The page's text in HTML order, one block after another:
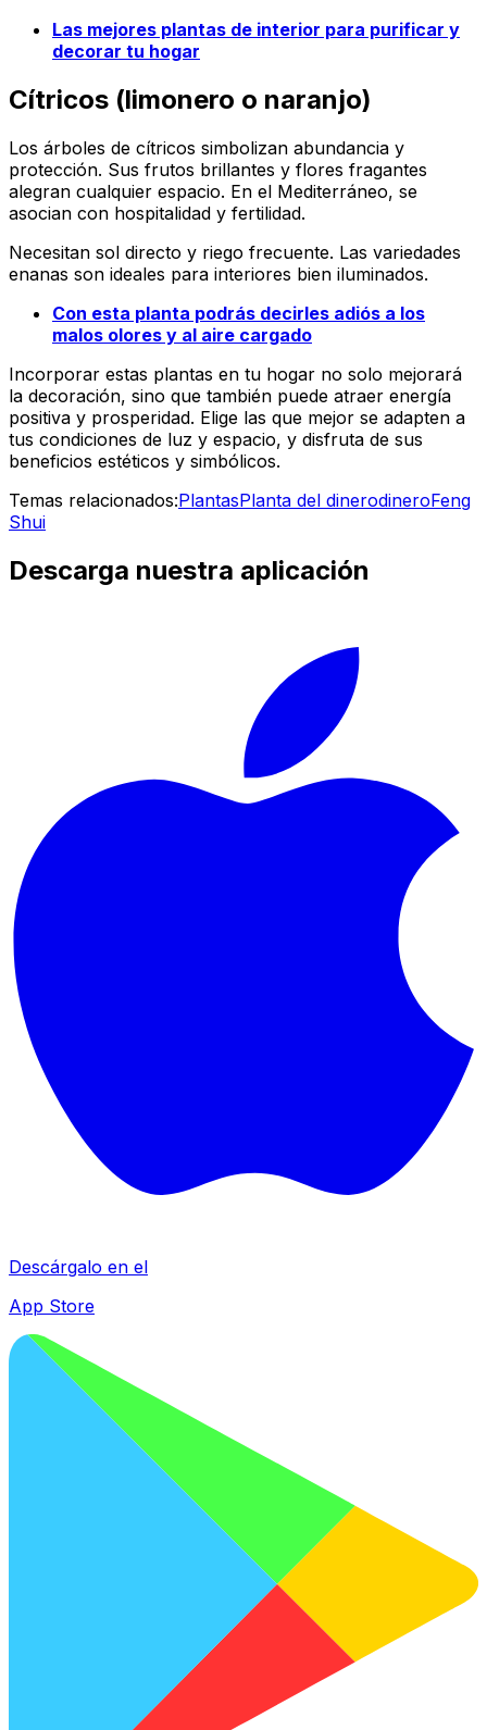
Las mejores plantas de interior para purificar y
decorar tu hogar
Cítricos (limonero o naranjo)
Los árboles de cítricos simbolizan abundancia y
protección. Sus frutos brillantes y flores fragantes
alegran cualquier espacio. En el Mediterráneo, se
asocian con hospitalidad y fertilidad.
Necesitan sol directo y riego frecuente. Las variedades
enanas son ideales para interiores bien iluminados.
Con esta planta podrás decirles adiós a los
malos olores y al aire cargado
Incorporar estas plantas en tu hogar no solo mejorará
la decoración, sino que también puede atraer energía
positiva y prosperidad. Elige las que mejor se adapten a
tus condiciones de luz y espacio, y disfruta de sus
beneficios estéticos y simbólicos.
Temas relacionados:PlantasPlanta del dinerodineroFeng
Shui
Descarga nuestra aplicación
Descárgalo en el
App Store